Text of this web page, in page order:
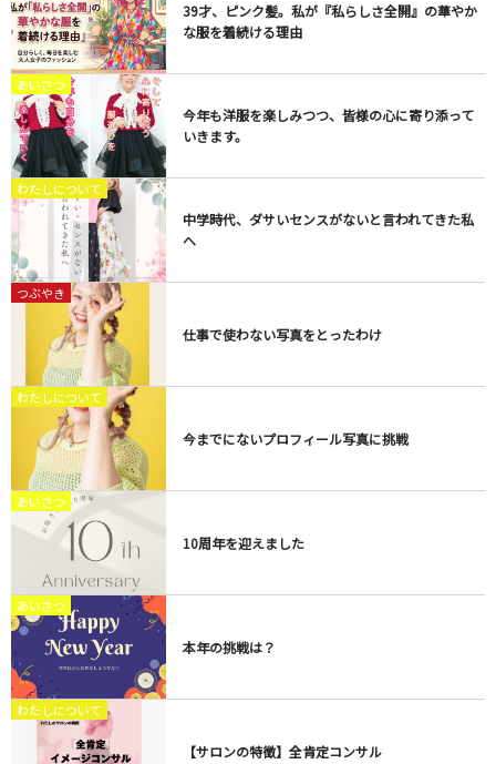
​39才、ピンク髪。私が『私らしさ全開』の華やか
な服を着続ける理由
あいさつ
今年も洋服を楽しみつつ、皆様の心に寄り添って
いきます。
わたしについて
中学時代、ダサいセンスがないと言われてきた私
へ
つぶやき
仕事で使わない写真をとったわけ
わたしについて
今までにないプロフィール写真に挑戦
あいさつ
10周年を迎えました
あいさつ
本年の挑戦は？
わたしについて
【サロンの特徴】全肯定コンサル